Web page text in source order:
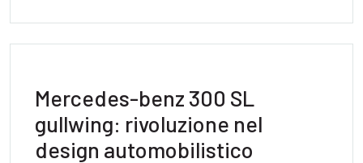
Mercedes-benz 300 SL
gullwing: rivoluzione nel
design automobilistico